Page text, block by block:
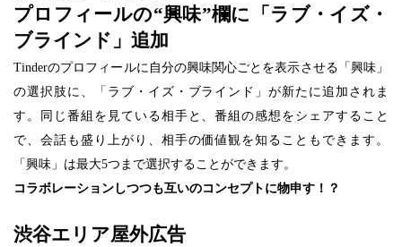
プロフィールの“興味”欄に「ラブ・イズ・
ブラインド」追加
Tinderのプロフィールに自分の興味関心ごとを表示させる「興味」
の選択肢に、「ラブ・イズ・ブラインド」が新たに追加されま
す。同じ番組を見ている相手と、番組の感想をシェアすること
で、会話も盛り上がり、相手の価値観を知ることもできます。
「興味」は最大5つまで選択することができます。
コラボレーションしつつも互いのコンセプトに物申す！？
渋谷エリア屋外広告